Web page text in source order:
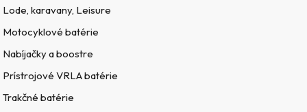
Lode, karavany, Leisure
Motocyklové batérie
Nabíjačky a boostre
Prístrojové VRLA batérie
Trakčné batérie